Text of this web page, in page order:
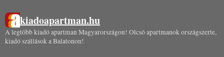
kiadoapartman.hu
A legtöbb kiadó apartman Magyarországon! Olcsó apartmanok országszerte,
kiadó szállások a Balatonon!